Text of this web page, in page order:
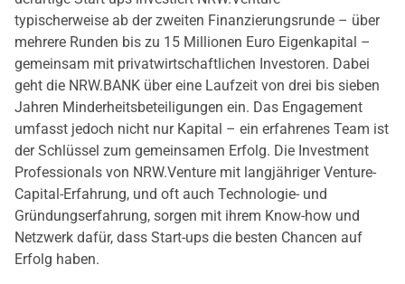
typischerweise ab der zweiten Finanzierungsrunde – über
mehrere Runden bis zu 15 Millionen Euro Eigenkapital –
gemeinsam mit privatwirtschaftlichen Investoren. Dabei
geht die NRW.BANK über eine Laufzeit von drei bis sieben
Jahren Minderheitsbeteiligungen ein. Das Engagement
umfasst jedoch nicht nur Kapital – ein erfahrenes Team ist
der Schlüssel zum gemeinsamen Erfolg. Die Investment
Professionals von NRW.Venture mit langjähriger Venture-
Capital-Erfahrung, und oft auch Technologie- und
Gründungserfahrung, sorgen mit ihrem Know-how und
Netzwerk dafür, dass Start-ups die besten Chancen auf
Erfolg haben.